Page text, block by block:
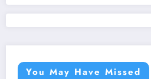
You May Have Missed